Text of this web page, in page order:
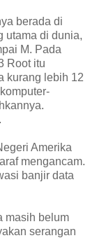
berada di
utama di dunia,
M. Pada
Root itu
kurang lebih 12
Amerika
mengancam.
banjir data
masih belum
serangan